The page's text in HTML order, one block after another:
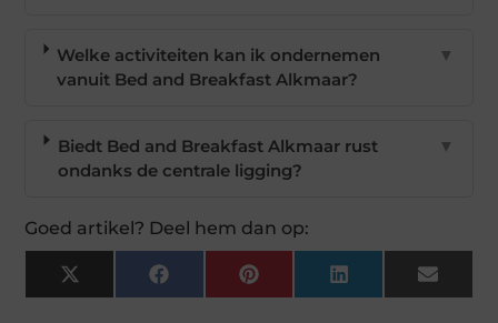
Welke activiteiten kan ik ondernemen
vanuit Bed and Breakfast Alkmaar?
▼
Biedt Bed and Breakfast Alkmaar rust
ondanks de centrale ligging?
▼
Goed artikel? Deel hem dan op:
X
(Twitter)
FacebookPinterest LinkedIn Email